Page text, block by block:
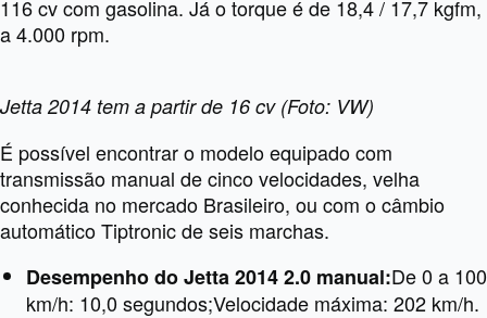
116 cv com gasolina. Já o torque é de 18,4 / 17,7 kgfm,
a 4.000 rpm.
Jetta 2014 tem a partir de 16 cv (Foto: VW)
É possível encontrar o modelo equipado com
transmissão manual de cinco velocidades, velha
conhecida no mercado Brasileiro, ou com o câmbio
automático Tiptronic de seis marchas.
Desempenho do Jetta 2014 2.0 manual:De 0 a 100
km/h: 10,0 segundos;Velocidade máxima: 202 km/h.